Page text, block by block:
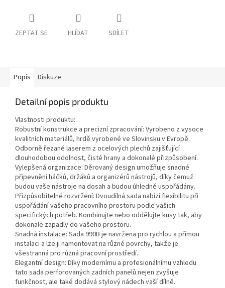
ZEPTAT SE HLÍDAT SDÍLET
Popis Diskuze
Detailní popis produktu
Vlastnosti produktu:
Robustní konstrukce a precizní zpracování: Vyrobeno z vysoce
kvalitních materiálů, hrdě vyrobené ve Slovinsku v Evropě.
Odborně řezané laserem z ocelových plechů zajišťující
dlouhodobou odolnost, čisté hrany a dokonalé přizpůsobení.
Vylepšená organizace: Děrovaný design umožňuje snadné
připevnění háčků, držáků a organizérů nástrojů, díky čemuž
budou vaše nástroje na dosah a budou úhledně uspořádány.
Přizpůsobitelné rozvržení: Dvoudílná sada nabízí flexibilitu při
uspořádání vašeho pracovního prostoru podle vašich
specifických potřeb. Kombinujte nebo oddělujte kusy tak, aby
dokonale zapadly do vašeho prostoru.
Snadná instalace: Sada 990B je navržena pro rychlou a přímou
instalaci a lze ji namontovat na různé povrchy, takže je
všestranná pro různá pracovní prostředí.
Elegantní design: Díky modernímu a profesionálnímu vzhledu
tato sada perforovaných zadních panelů nejen zvyšuje
funkčnost, ale také dodává stylový nádech vaší dílně.